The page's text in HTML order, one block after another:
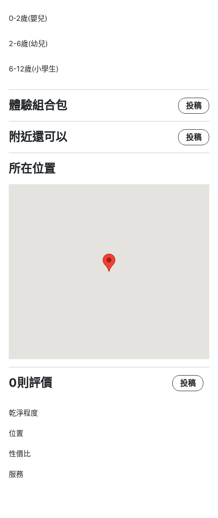
0-2歲(嬰兒)
2-6歲(幼兒)
6-12歲(小學生)
體驗組合包 投稿
附近還可以 投稿
所在位置
0則評價 投稿
乾淨程度
位置
性價比
服務